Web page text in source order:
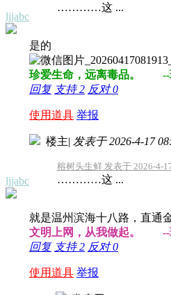
ljjabc
…………这 ...
是的
珍爱生命，远离毒品。 --
回复 支持2 反对0
使用道具 举报
ljjabc
楼主| 发表于 2026-4-17
榕树头生鲜 发表于 2026-4-
…………这 ...
就是温州滨海十八路，直通
文明上网，从我做起。 --
回复 支持2 反对0
使用道具 举报